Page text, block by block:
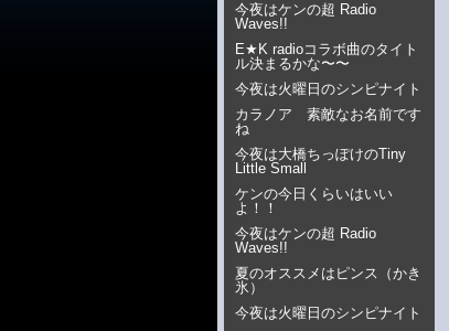
今夜はケンの超 Radio
Waves!!
E★K radioコラボ曲のタイト
ル決まるかな〜〜
今夜は火曜日のシンピナイト
カラノア 素敵なお名前です
ね
今夜は大橋ちっぽけのTiny
Little Small
ケンの今日くらいはいい
よ！！
今夜はケンの超 Radio
Waves!!
夏のオススメはピンス（かき
氷）
今夜は火曜日のシンピナイト